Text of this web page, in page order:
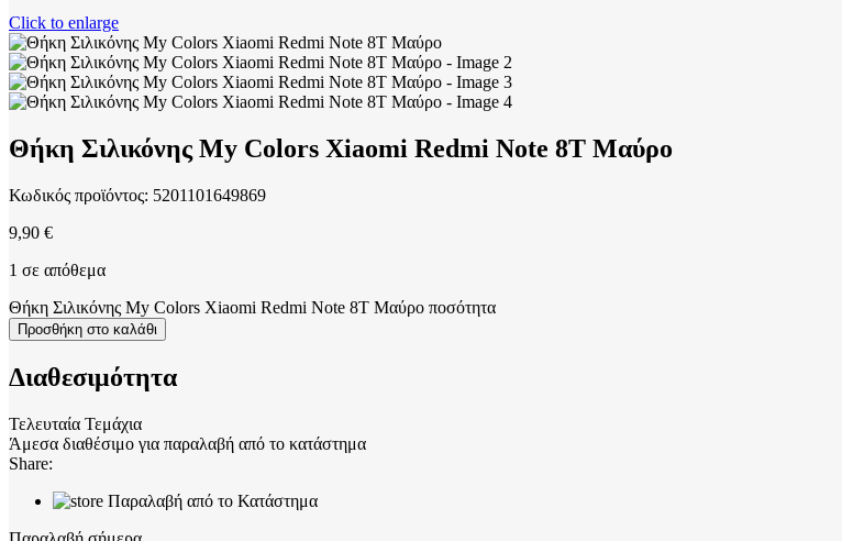
Click to enlarge
Θήκη Σιλικόνης My Colors Xiaomi Redmi Note 8T Μαύρο
Κωδικός προϊόντος: 5201101649869
9,90 €
1 σε απόθεμα
Θήκη Σιλικόνης My Colors Xiaomi Redmi Note 8T Μαύρο ποσότητα
Προσθήκη στο καλάθι
Διαθεσιμότητα
Τελευταία Τεμάχια
Άμεσα διαθέσιμο για παραλαβή από το κατάστημα
Share:
Παραλαβή από το Κατάστημα